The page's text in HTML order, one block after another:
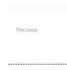
Реклама